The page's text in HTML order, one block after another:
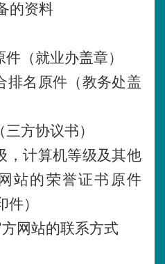
的资料
（就业办盖章）
排名原件（教务处盖
方协议书）
，计算机等级及其他
站的荣誉证书原件
件）
网站的联系方式